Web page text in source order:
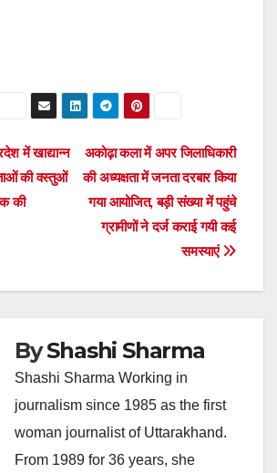
अकोढ़ा कला में अपर जिलाधिकारी
की अध्यक्षता में जनता दरबार किया
गया आयोजित, बड़ी संख्या में पहुंचे
ग्रामीणों ने दर्ज कराई गयी कई
समस्याएं
में खाद्यान्न
की वस्तुओं
की
ByShashi Sharma
Shashi Sharma Working in
journalism since 1985 as the first
woman journalist of Uttarakhand.
From 1989 for 36 years, she